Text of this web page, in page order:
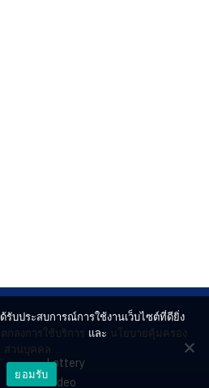
Lottery
Video
รับประสบการณ์การใช้งานเว็บไซต์ที่ดียิ่ง
กลงการใช้บริการ และ นโยบายคุ้มครอง
ส่วนบุคคล
ยอมรับ